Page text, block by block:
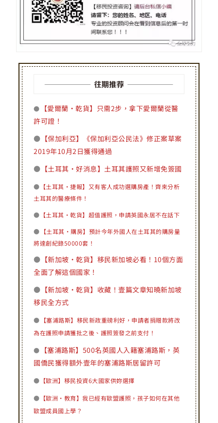
●
【愛爾蘭·乾貨】只需2步，拿下愛爾蘭從醫
許可證！
● 【保加利亞】《保加利亞公民法》修正案草案
2019年10月2日獲得通過
● 【土耳其·好消息】土耳其護照又新增免簽國
● 【土耳其·捷報】又有客人成功選購房產！齊來分析
土耳其的醫療條件！
● 【土耳其·乾貨】超值護照，申請英國永居不在話下
● 【土耳其·購房】預計今年外國人在土耳其的購房量
將達創紀錄50000套！
● 【新加坡·乾貨】移民新加坡必看！10個方面
全面了解這個國家！
● 【新加坡·乾貨】收藏！壹篇文章知曉新加坡
移民全方式
● 【塞浦路斯】移民新政重磅利好，申請者捐贈款將改
為在護照申請獲批之後、護照簽發之前支付！
●
【塞浦路斯】500名英國人入籍塞浦路斯，英
國僑民獲得額外壹年的塞浦路斯居留許可
● 【歐洲】移民投資6大國家供妳選擇
● 【歐洲·教育】我已經有歐盟護照，孩子如何在其他
歐盟成員國上學？